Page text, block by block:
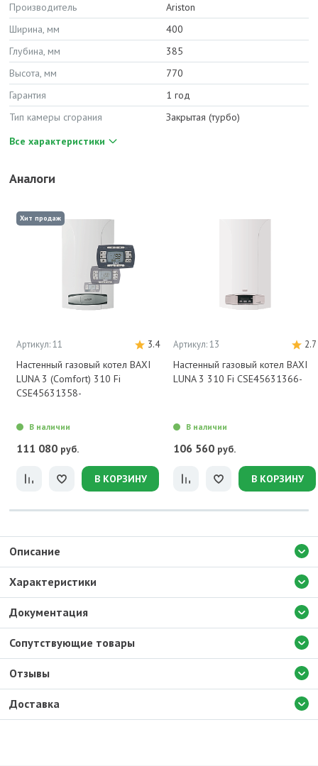
Производитель
Ariston
Ширина, мм
400
Глубина, мм
385
Высота, мм
770
Гарантия
1 год
Тип камеры сгорания
Закрытая (турбо)
Все характеристики
Аналоги
Хит продаж
Артикул: 11 3.4
Настенный газовый котел BAXI
LUNA 3 (Comfort) 310 Fi
CSE45631358-
В наличии
111 080 руб.
В КОРЗИНУ
Артикул: 13 2.7
Настенный газовый котел BAXI
LUNA 3 310 Fi CSE45631366-
В наличии
106 560 руб.
В КОРЗИНУ
Доставка
Описание
Характеристики
Документация
Сопутствующие товары
Отзывы